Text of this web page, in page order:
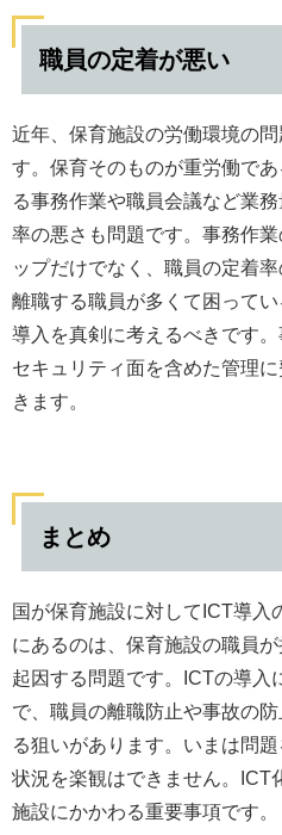
職員の定着が悪い
近年、保育施設の労働環境の
す。保育そのものが重労働で
る事務作業や職員会議など業
率の悪さも問題です。事務作
ップだけでなく、職員の定着
離職する職員が多くて困って
導入を真剣に考えるべきです
セキュリティ面を含めた管理
きます。
まとめ
国が保育施設に対してICT導入
にあるのは、保育施設の職員
起因する問題です。ICTの導入
で、職員の離職防止や事故の
る狙いがあります。いまは問
状況を楽観はできません。ICT
施設にかかわる重要事項です。